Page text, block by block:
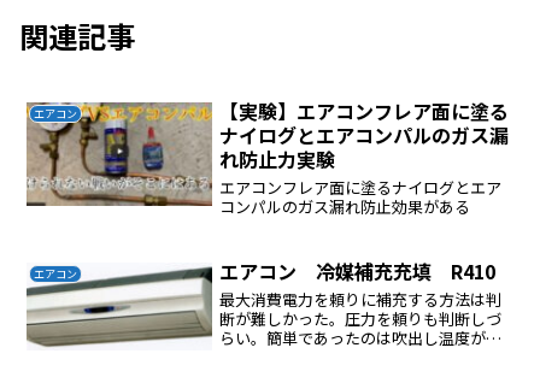
関連記事
エアコン
【実験】エアコンフレア面に塗る
ナイログとエアコンパルのガス漏
れ防止力実験
エアコンフレア面に塗るナイログとエア
コンパルのガス漏れ防止効果がある
エアコン エアコン 冷媒補充充填 R410
最大消費電力を頼りに補充する方法は判
断が難しかった。圧力を頼りも判断しづ
らい。簡単であったのは吹出し温度が室